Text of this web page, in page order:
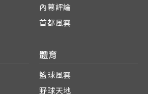
內幕評論
首都風雲
體育
籃球風雲
野球天地